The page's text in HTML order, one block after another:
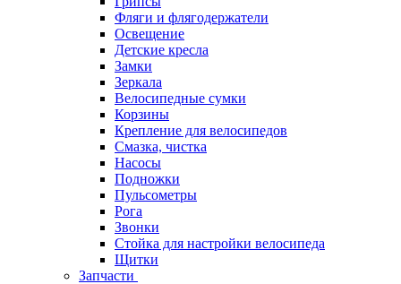
Фляги и флягодержатели
Освещение
Детские кресла
Замки
Зеркала
Велосипедные сумки
Корзины
Крепление для велосипедов
Смазка, чистка
Насосы
Подножки
Пульсометры
Рога
Звонки
Стойка для настройки велосипеда
Щитки
Запчасти